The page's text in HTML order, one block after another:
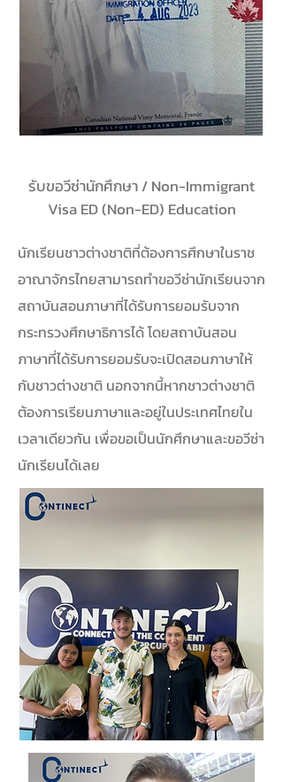
รับขอวีซ่านักศึกษา / Non-Immigrant
Visa ED (Non-ED) Education
นักเรียนชาวต่างชาติที่ต้องการศึกษาในราช
อาณาจักรไทยสามารถทำขอวีซ่านักเรียนจาก
สถาบันสอนภาษาที่ได้รับการยอมรับจาก
กระทรวงศึกษาธิการได้ โดยสถาบันสอน
ภาษาที่ได้รับการยอมรับจะเปิดสอนภาษาให้
กับชาวต่างชาติ นอกจากนี้หากชาวต่างชาติ
ต้องการเรียนภาษาและอยู่ในประเทศไทยใน
เวลาเดียวกัน เพื่อขอเป็นนักศึกษาและขอวีซ่า
นักเรียนได้เลย